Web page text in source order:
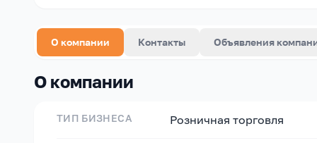
О компании Контакты Объявления
О компании
ТИП БИЗНЕСА Розничная торговля